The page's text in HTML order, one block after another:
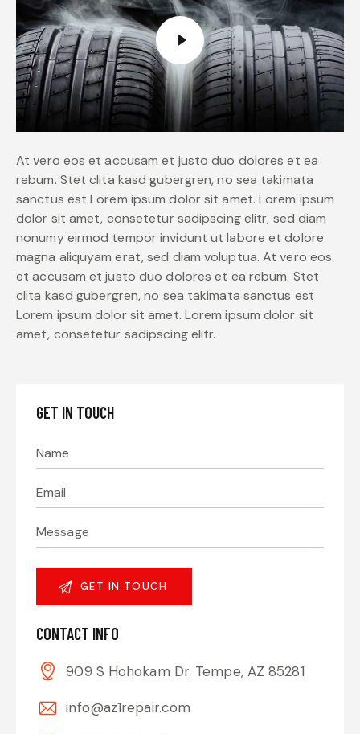
At vero eos et accusam et justo duo dolores et ea
rebum. Stet clita kasd gubergren, no sea takimata
sanctus est Lorem ipsum dolor sit amet. Lorem ipsum
dolor sit amet, consetetur sadipscing elitr, sed diam
nonumy eirmod tempor invidunt ut labore et dolore
magna aliquyam erat, sed diam voluptua. At vero eos
et accusam et justo duo dolores et ea rebum. Stet
clita kasd gubergren, no sea takimata sanctus est
Lorem ipsum dolor sit amet. Lorem ipsum dolor sit
amet, consetetur sadipscing elitr.
GET IN TOUCH
CONTACT INFO
909 S Hohokam Dr. Tempe, AZ 85281
info@az1repair.com